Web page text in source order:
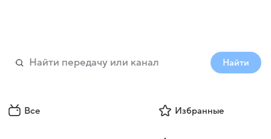
Найти
Все Избранные